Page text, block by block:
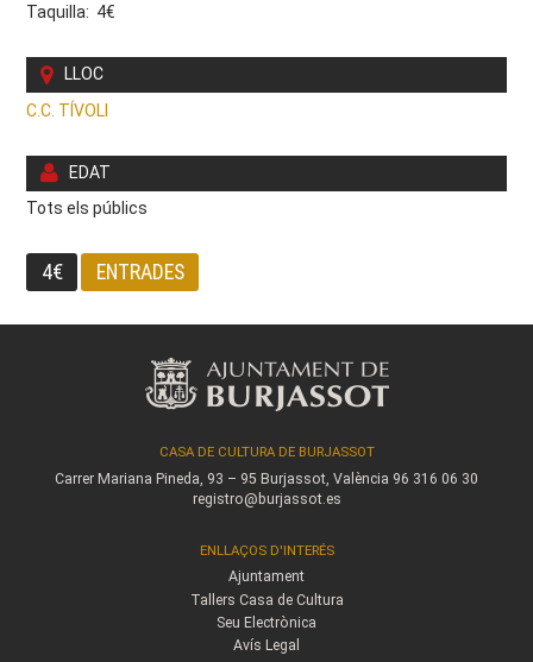
Taquilla: 4€
LLOC
C.C. TÍVOLI
EDAT
Tots els públics
4€ ENTRADES
CASA DE CULTURA DE BURJASSOT
Carrer Mariana Pineda, 93 – 95 Burjassot, València 96 316 06 30
registro@burjassot.es
ENLLAÇOS D'INTERÉS
Ajuntament
Tallers Casa de Cultura
Seu Electrònica
Avís Legal